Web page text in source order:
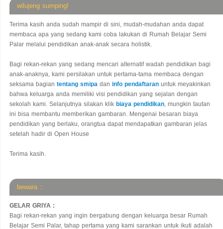
wilujeng sumping!
Terima kasih anda sudah mampir di sini, mudah-mudahan anda dapat
membaca apa yang sedang kami coba lakukan di Rumah Belajar Semi
Palar melalui pendidikan anak-anak secara holistik.
Bagi rekan-rekan yang sedang mencari alternatif wadah pendidikan bagi
anak-anaknya, kami persilakan untuk pertama-tama membaca dengan
seksama bagian tentang smipa dan info pendaftaran untuk meyakinkan
bahwa keluarga anda memiliki visi pendidikan yang sejalan dengan
sekolah kami. Selanjutnya silakan klik biaya pendidikan, mungkin tautan
ini bisa membantu memberikan gambaran. Mengenai besaran biaya
pendidikan yang berlaku, orangtua dapat mendapatkan gambaran jelas
setelah hadir di Open House
Terima kasih.
bewara ::
GELAR GRIYA :
Bagi rekan-rekan yang ingin bergabung dengan keluarga besar Rumah
Belajar Semi Palar, tahap pertama yang kami sarankan untuk ikuti adalah